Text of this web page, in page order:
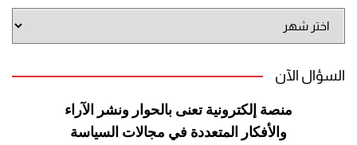
الموقع
السؤال الآن
منصة إلكترونية تعنى بالحوار ونشر الآراء
والأفكار المتعددة في مجالات السياسة